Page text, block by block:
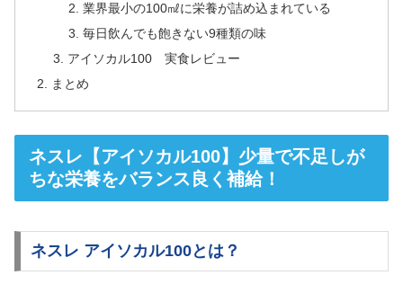
業界最小の100㎖に栄養が詰め込まれている
毎日飲んでも飽きない9種類の味
アイソカル100 実食レビュー
まとめ
ネスレ【アイソカル100】少量で不足しが
ちな栄養をバランス良く補給！
ネスレ アイソカル100とは？